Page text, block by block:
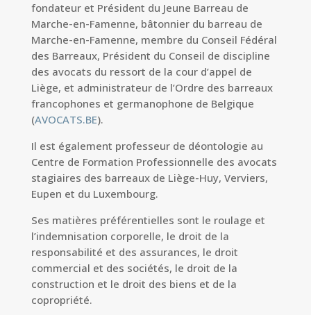
fondateur et Président du Jeune Barreau de
Marche-en-Famenne, bâtonnier du barreau de
Marche-en-Famenne, membre du Conseil Fédéral
des Barreaux, Président du Conseil de discipline
des avocats du ressort de la cour d’appel de
Liège, et administrateur de l’Ordre des barreaux
francophones et germanophone de Belgique
(AVOCATS.BE).
Il est également professeur de déontologie au
Centre de Formation Professionnelle des avocats
stagiaires des barreaux de Liège-Huy, Verviers,
Eupen et du Luxembourg.
Ses matières préférentielles sont le roulage et
l’indemnisation corporelle, le droit de la
responsabilité et des assurances, le droit
commercial et des sociétés, le droit de la
construction et le droit des biens et de la
copropriété.